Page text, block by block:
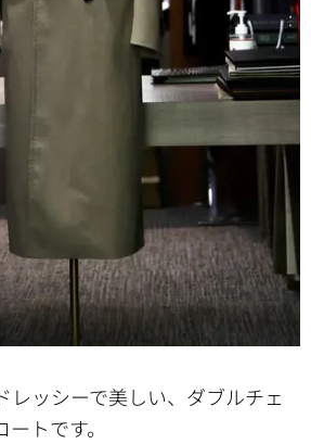
レッシーで美しい、ダブルチェ
トです。